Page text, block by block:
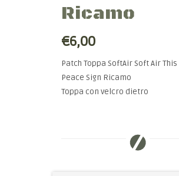
Ricamo
€6,00
Patch Toppa SoftAir Soft Air This
Peace Sign Ricamo
Toppa con velcro dietro